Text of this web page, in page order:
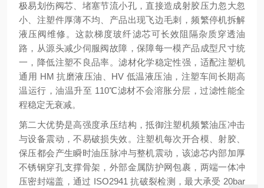
极易划伤阀芯、堵塞节流小孔，直接造成射胶压力忽大忽
小、注塑件厚薄不均、产品出现飞边毛刺，频繁停机拆解
液压阀维修。这款梯度玻纤滤芯可长效阻隔杂质穿透油
路，从源头减少伺服阀故障，保障每一模产品成型尺寸统
一，降低注塑不良品率。滤材化学稳定性强，适配注塑机
通用 HM 抗磨液压油、HV 低温液压油，注塑车间长期高
温运行，油温升至 110℃滤材不会溶胀分层，过滤性能全
程稳定无衰减。
第二大优势是高强度承压结构，抵御注塑机频繁油压冲击
与设备震动，不易破损失效 。注塑机每次开合模、射胶、
保压都会产生瞬时油压脉冲与整机震动，该滤芯内部加厚
不锈钢穿孔支撑骨架，外部金属防护网包裹，两端一体冲
压密封端盖，通过 ISO2941 抗破裂检测，最大承受 20bar